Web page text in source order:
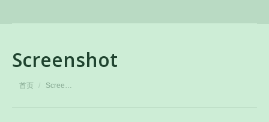
Screenshot
您在这里：
首页 Scree…